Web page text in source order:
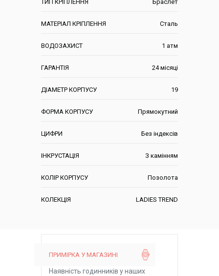
ТИП КРІПЛЕННЯ Браслет
МАТЕРІАЛ КРІПЛЕННЯ Сталь
ВОДОЗАХИСТ 1 атм
ГАРАНТІЯ 24 місяці
ДІАМЕТР КОРПУСУ 19
ФОРМА КОРПУСУ Прямокутний
ЦИФРИ Без індексів
ІНКРУСТАЦІЯ З камінням
КОЛІР КОРПУСУ Позолота
КОЛЕКЦІЯ LADIES TREND
ПРИМІРКА У МАГАЗИНІ
Наявність годинників у наших